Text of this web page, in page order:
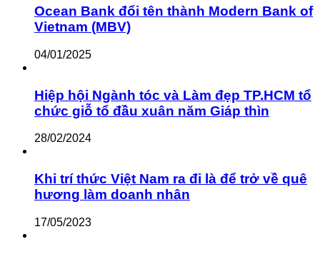
Ocean Bank đổi tên thành Modern Bank of
Vietnam (MBV)
04/01/2025
Hiệp hội Ngành tóc và Làm đẹp TP.HCM tổ
chức giỗ tổ đầu xuân năm Giáp thìn
28/02/2024
Khi trí thức Việt Nam ra đi là để trở về quê
hương làm doanh nhân
17/05/2023